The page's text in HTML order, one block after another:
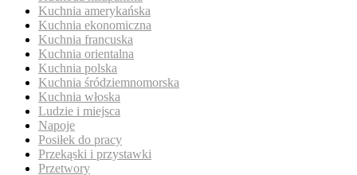
Kuchnia amerykańska
Kuchnia ekonomiczna
Kuchnia francuska
Kuchnia orientalna
Kuchnia polska
Kuchnia śródziemnomorska
Kuchnia włoska
Ludzie i miejsca
Napoje
Posiłek do pracy
Przekąski i przystawki
Przetwory